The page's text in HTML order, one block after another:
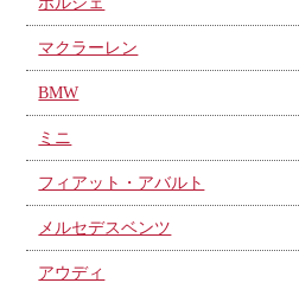
マクラーレン
BMW
ミニ
フィアット・アバルト
メルセデスベンツ
アウディ